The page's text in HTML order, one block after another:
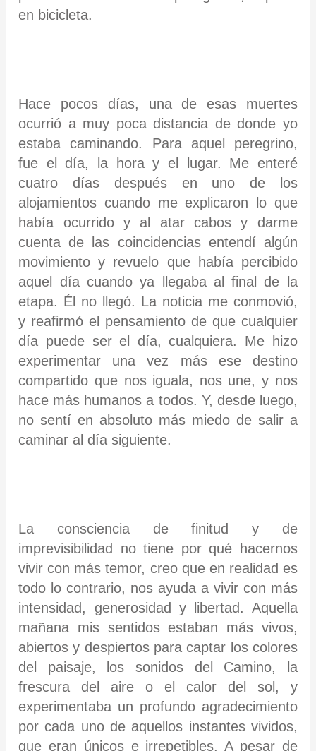
en bicicleta.
Hace pocos días, una de esas muertes
ocurrió a muy poca distancia de donde yo
estaba caminando. Para aquel peregrino,
fue el día, la hora y el lugar. Me enteré
cuatro días después en uno de los
alojamientos cuando me explicaron lo que
había ocurrido y al atar cabos y darme
cuenta de las coincidencias entendí algún
movimiento y revuelo que había percibido
aquel día cuando ya llegaba al final de la
etapa. Él no llegó. La noticia me conmovió,
y reafirmó el pensamiento de que cualquier
día puede ser el día, cualquiera. Me hizo
experimentar una vez más ese destino
compartido que nos iguala, nos une, y nos
hace más humanos a todos. Y, desde luego,
no sentí en absoluto más miedo de salir a
caminar al día siguiente.
La consciencia de finitud y de
imprevisibilidad no tiene por qué hacernos
vivir con más temor, creo que en realidad es
todo lo contrario, nos ayuda a vivir con más
intensidad, generosidad y libertad. Aquella
mañana mis sentidos estaban más vivos,
abiertos y despiertos para captar los colores
del paisaje, los sonidos del Camino, la
frescura del aire o el calor del sol, y
experimentaba un profundo agradecimiento
por cada uno de aquellos instantes vividos,
que eran únicos e irrepetibles. A pesar de